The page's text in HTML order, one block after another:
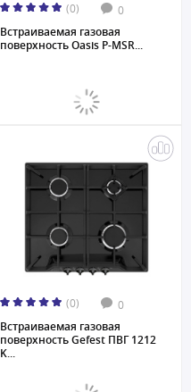
(0) 0
Встраиваемая газовая
поверхность Oasis P-MSR...
(0) 0
Встраиваемая газовая
поверхность Gefest ПВГ 1212
K...